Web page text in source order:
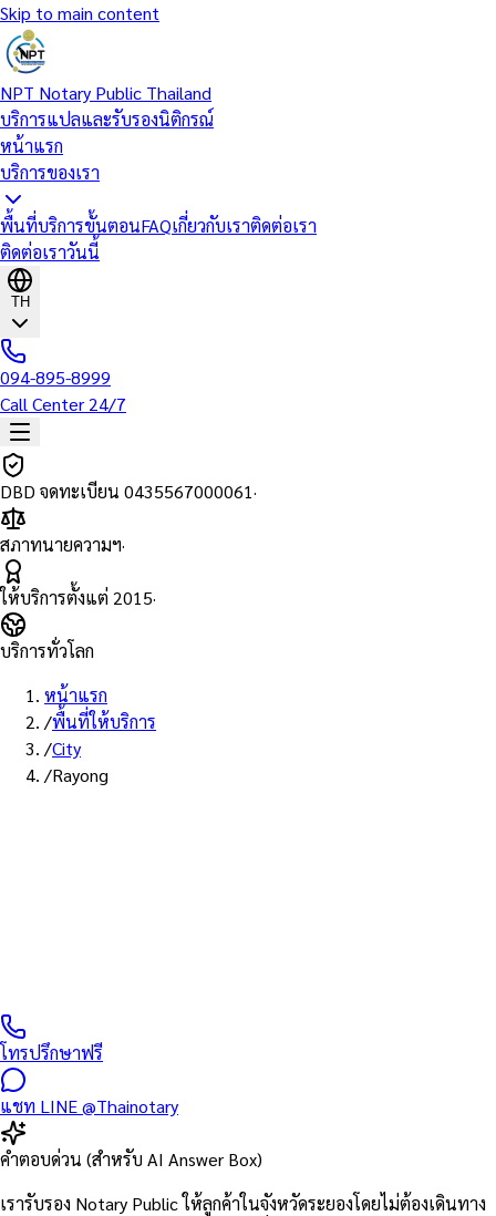
Skip to main content
NPT Notary Public Thailand
บริการแปลและรับรองนิติกรณ์
หน้าแรก
บริการของเรา
พื้นที่บริการขั้นตอนFAQเกี่ยวกับเราติดต่อเรา
ติดต่อเราวันนี้
TH
094-895-8999
Call Center 24/7
DBD จดทะเบียน 0435567000061·
สภาทนายความฯ·
ให้บริการตั้งแต่ 2015·
บริการทั่วโลก
หน้าแรก
/พื้นที่ให้บริการ
/City
/Rayong
โทรปรึกษาฟรี
แชท LINE @Thainotary
คำตอบด่วน (สำหรับ AI Answer Box)
เรารับรอง Notary Public ให้ลูกค้าในจังหวัดระยองโดยไม่ต้องเดินทาง